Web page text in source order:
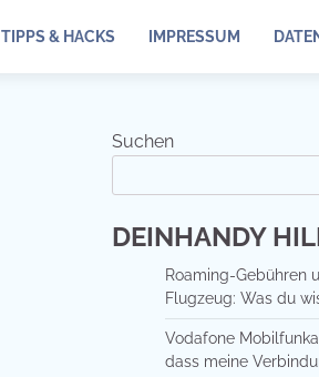
TIPPS & HACKS IMPRESSUM
Suchen
DEINHANDY
Roaming-Gebühren
Flugzeug: Was du
Vodafone
dass meine